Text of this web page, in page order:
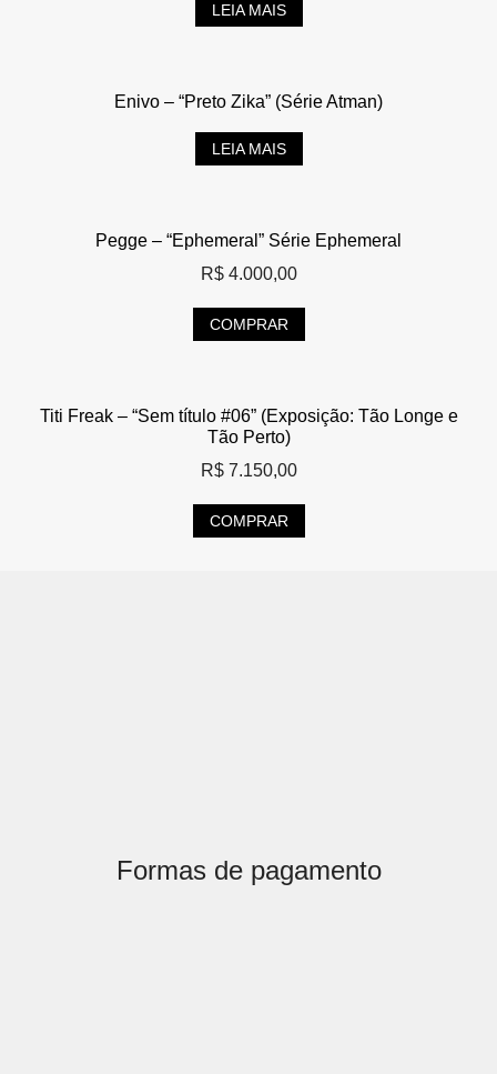
LEIA MAIS
Enivo – “Preto Zika” (Série Atman)
LEIA MAIS
Pegge – “Ephemeral” Série Ephemeral
R$4.000,00
COMPRAR
Titi Freak – “Sem título #06” (Exposição: Tão Longe e
Tão Perto)
R$7.150,00
COMPRAR
Formas de pagamento